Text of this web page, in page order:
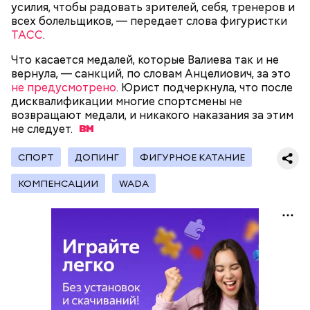
усилия, чтобы радовать зрителей, себя, тренеров и
всех болельщиков, — передает слова фигуристки
ТАСС.
Что касается медалей, которые Валиева так и не
вернула, — санкций, по словам Анцелиович, за это
не предусмотрено. Юрист подчеркнула, что после
дисквалификации многие спортсмены не
возвращают медали, и никакого наказания за этим
не следует.
СПОРТ ДОПИНГ ФИГУРНОЕ КАТАНИЕ
КОМПЕНСАЦИИ WADA
Молодого человека задержали. На первом же
допросе он признался, что планировал отравить
только отчима. Тогда следователи посчитали, что
которая в случае их смерти перешла бы сыну. Но
спустя несколько дней Миссюра заявил, что ранее
уже травил других людей.